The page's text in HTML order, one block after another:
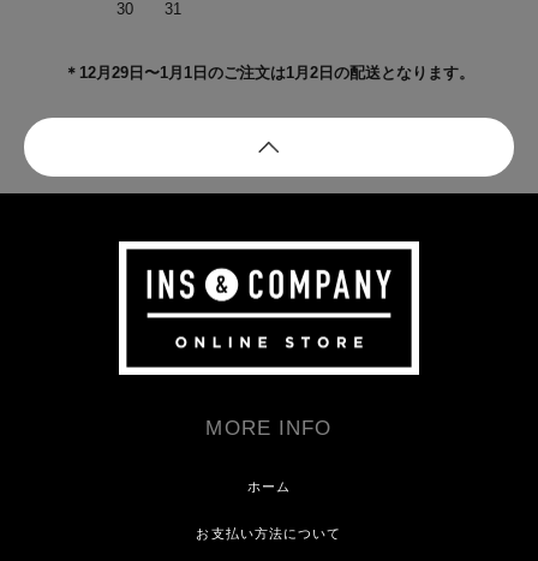
30 31
＊12月29日〜1月1日のご注文は1月2日の配送となります。
MORE INFO
ホーム
お支払い方法について